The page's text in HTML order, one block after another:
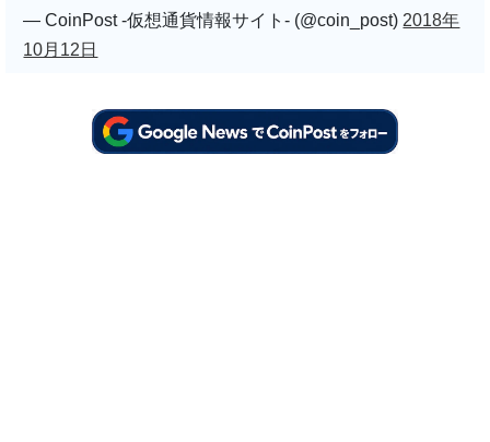
— CoinPost -仮想通貨情報サイト- (@coin_post) 2018年
10月12日